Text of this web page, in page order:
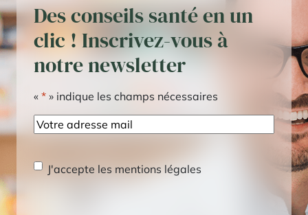
Des conseils santé en un
clic ! Inscrivez-vous à
notre newsletter
« * » indique les champs nécessaires
E-
mail
RGPD*
J'accepte les mentions légales